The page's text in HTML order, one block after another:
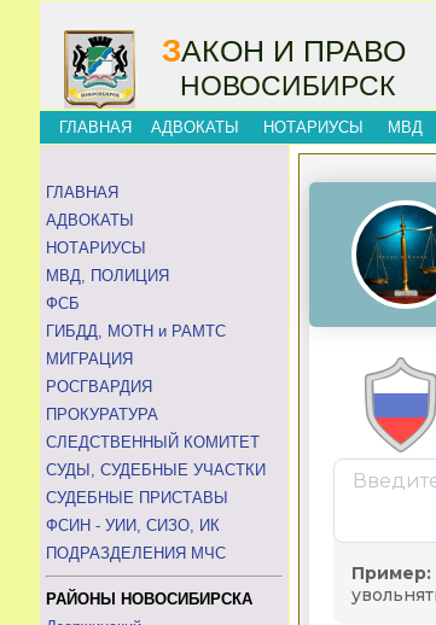
ЗАКОН И ПРАВО
НОВОСИБИРСК
ГЛАВНАЯ АДВОКАТЫ НОТАРИУСЫ МВД
ГЛАВНАЯ
АДВОКАТЫ
НОТАРИУСЫ
МВД, ПОЛИЦИЯ
ФСБ
ГИБДД, МОТН и РАМТС
МИГРАЦИЯ
РОСГВАРДИЯ
ПРОКУРАТУРА
СЛЕДСТВЕННЫЙ КОМИТЕТ
СУДЫ, СУДЕБНЫЕ УЧАСТКИ
СУДЕБНЫЕ ПРИСТАВЫ
ФСИН - УИИ, СИЗО, ИК
ПОДРАЗДЕЛЕНИЯ МЧС
РАЙОНЫ НОВОСИБИРСКА